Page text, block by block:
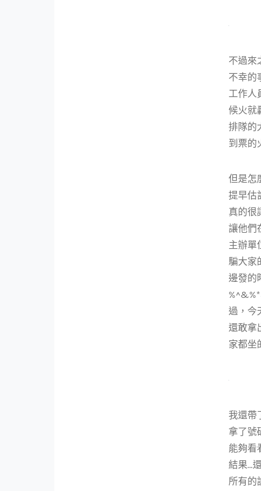
不過來
不幸的
工作人
候火就
排隊的
到票的
但是怎
提早估
真的很
讓他們
主辦單
騙大家
邊發的
過，今
還敢拿
家都坐
我還帶
拿了號
能夠看
結果…
所有的